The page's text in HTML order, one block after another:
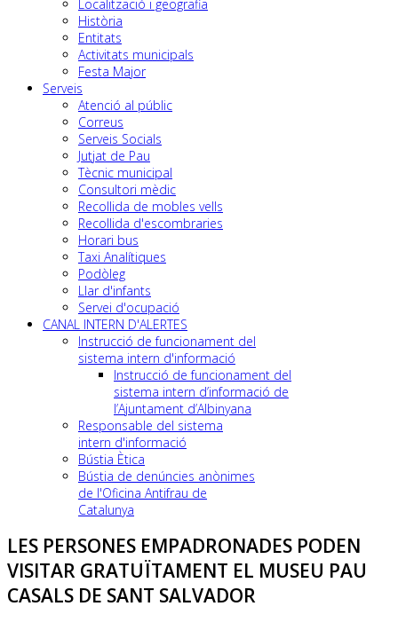
Localització i geografia
Història
Entitats
Activitats municipals
Festa Major
Serveis
Atenció al públic
Correus
Serveis Socials
Jutjat de Pau
Tècnic municipal
Consultori mèdic
Recollida de mobles vells
Recollida d'escombraries
Horari bus
Taxi Analítiques
Podòleg
Llar d'infants
Servei d'ocupació
CANAL INTERN D'ALERTES
Instrucció de funcionament del
sistema intern d'informació
Instrucció de funcionament del
sistema intern d’informació de
l’Ajuntament d’Albinyana
Responsable del sistema
intern d'informació
Bústia Ètica
Bústia de denúncies anònimes
de l'Oficina Antifrau de
Catalunya
LES PERSONES EMPADRONADES PODEN
VISITAR GRATUÏTAMENT EL MUSEU PAU
CASALS DE SANT SALVADOR